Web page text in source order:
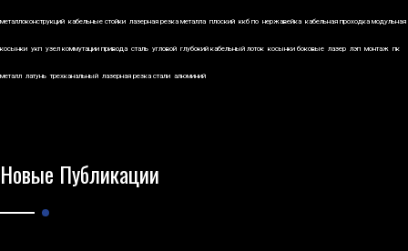
металлоконструкций кабельные стойки лазерная резка металла плоский ккб по нержавейка кабельная проходка модульная
косынки укп узел коммутации привода сталь угловой глубокий кабельный лоток косынки боковые лазер лэп монтаж пк
металл латунь трехканальный лазерная резка стали алюминий
Новые Публикации